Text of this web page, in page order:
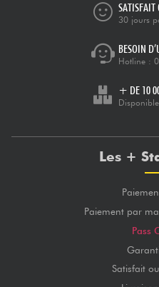
SATISFAIT
30 jours
BESOIN
Hotline :
+ DE 10
Les +
Paiement par
Pass
Satisfait